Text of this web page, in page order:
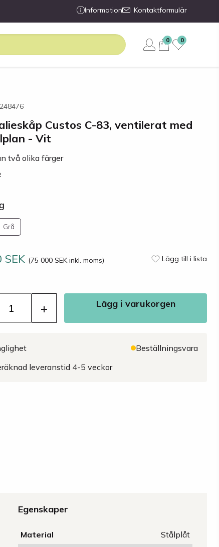
Information Kontaktformulär
0 0
Custos C-83, ventilerat med
- Vit
två olika färger
Grå
SEK (75 000 SEK inkl. moms) Lägg till i lista
+ Lägg i varukorgen
Beställningsvara
leveranstid 4-5 veckor
Egenskaper
Material
Stålplåt